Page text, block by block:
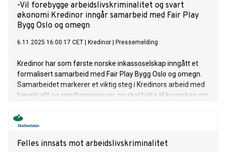
-Vil forebygge arbeidslivskriminalitet og svart
økonomi Kredinor inngår samarbeid med Fair Play
Bygg Oslo og omegn
6.11.2025 16:00:17 CET Kredinor Pressemelding
Kredinor har som første norske inkassoselskap inngått et
formalisert samarbeid med Fair Play Bygg Oslo og omegn.
Samarbeidet markerer et viktig steg i Kredinors arbeid med
bærekraft og samfunnsansvar, og skal bidra til kunnskap om
forbygges.
Felles innsats mot arbeidslivskriminalitet